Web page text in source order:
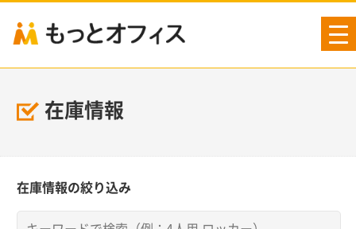
在庫情報
在庫情報の絞り込み